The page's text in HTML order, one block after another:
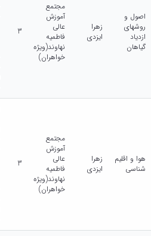
اصول و
روشهای
ازدیاد
گیاهان
زهرا
ایزدی
مجتمع
آموزش
عالی
فاطمیه
نهاوند(ویژه
خواهران)
3
هوا و اقلیم
شناسی
زهرا
ایزدی
مجتمع
آموزش
عالی
فاطمیه
نهاوند(ویژه
خواهران)
3